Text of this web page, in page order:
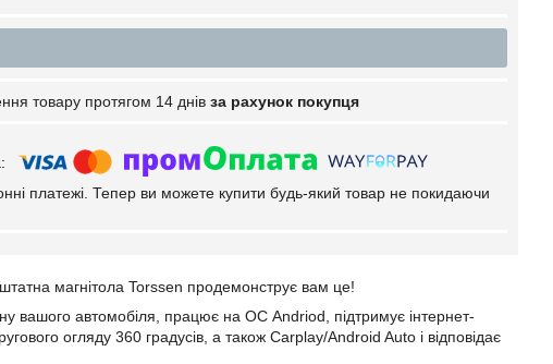
товару протягом 14 днів за рахунок покупця
платежі. Тепер ви можете купити будь-який товар не покидаючи
магнітола Torssen продемонструє вам це!
вашого автомобіля, працює на ОС Andriod, підтримує інтернет-
огляду 360 градусів, а також Carplay/Android Auto і відповідає